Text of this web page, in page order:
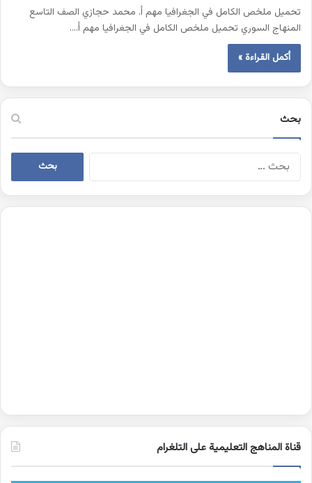
تحميل ملخص الكامل في الجغرافيا مهم أ. محمد حجازي الصف التاسع
المنهاج السوري تحميل ملخص الكامل في الجغرافيا مهم أ.…
أكمل القراءة »
بحث
البحث
قناة المناهج التعليمية على التلغرام